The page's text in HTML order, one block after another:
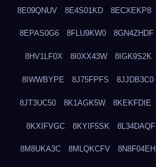
8E09QNUV 8E4S01KD 8ECXEKP8
8EPAS0G6 8FLU9KW0 8GN4ZHDF
8HV1LF0X 8I0XX43W 8IGK9S2K
8IWWBYPE 8J75FPFS 8JJDB3C0
8JT3UC50 8K1AGK5W 8KEKFDIE
8KXIFVGC 8KYIF5SK 8L34DAQF
8M8UKA3C 8MLQKCFV 8N8F04EH